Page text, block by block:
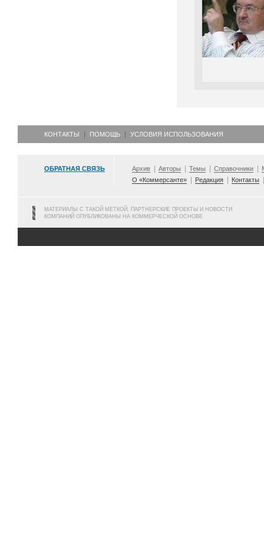
КОНТАКТЫ ПОМОЩЬ УСЛОВИЯ ИСПОЛЬЗОВАНИЯ
ОБРАТНАЯ СВЯЗЬ Архив Авторы Темы Справочники
О «Коммерсанте»
Редакция Контакты
МАТЕРИАЛЫ С ТАКОЙ МЕТКОЙ, ПАРТНЕРСКИЕ ПРОЕКТЫ И НОВОСТИ
КОМПАНИЙ ОПУБЛИКОВАНЫ НА КОММЕРЧЕСКОЙ ОСНОВЕ